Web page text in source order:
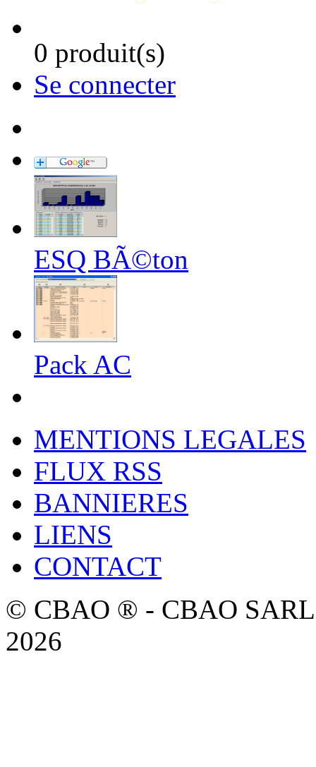
0 produit(s)
Se connecter
ESQ BÃ©ton
Pack AC
MENTIONS LEGALES
FLUX RSS
BANNIERES
LIENS
CONTACT
© CBAO ® - CBAO
2026